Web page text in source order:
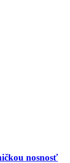
nosnosť